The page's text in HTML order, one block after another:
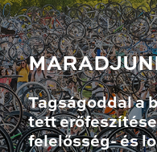
Tagságoddal a
tett
felelősség- és